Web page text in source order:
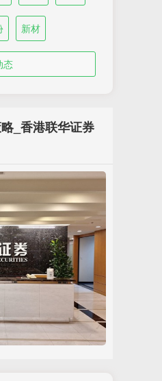
新材
态
_香港联华证券
物业与业主如何双向
2026-05-25
省某地法院一起判决